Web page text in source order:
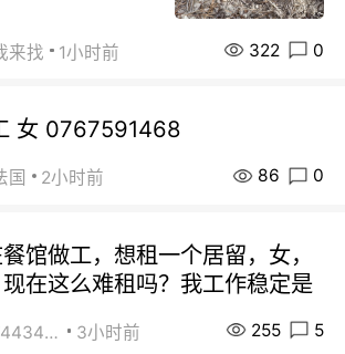
来找 1小时前 322 0
女 0767591468
国 2小时前 86 0
馆做工，想租一个居留，女，
在这么难租吗？我工作稳定是
街友74434350 3小时前 255 5